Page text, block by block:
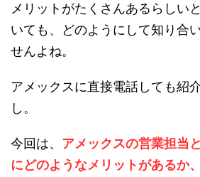
メリットがたくさんあるらしい
いても、どのようにして知り合
せんよね。
アメックスに直接電話しても紹
し。
今回は、 アメックスの営業担当
にどのようなメリットがあるか